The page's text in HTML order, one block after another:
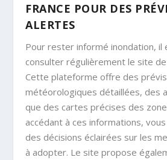
FRANCE POUR DES
ALERTES
Pour rester informé inondation, il
consulter régulièrement le site
Cette plateforme offre des
météorologiques détaillées, des
que des cartes précises des
accédant à ces informations,
des décisions éclairées sur les
à adopter. Le site propose